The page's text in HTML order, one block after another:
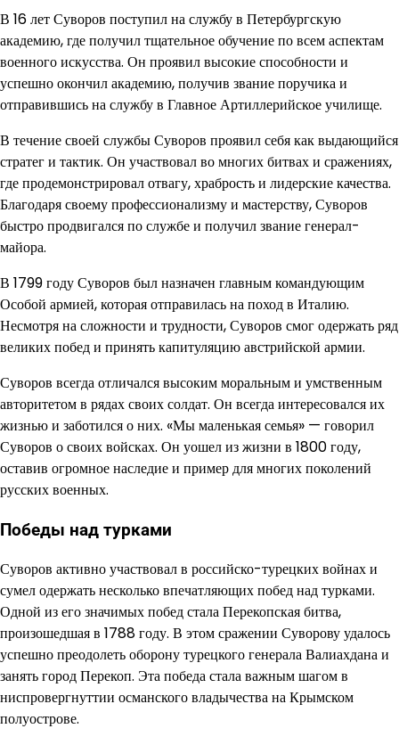
В 16 лет Суворов поступил на службу в Петербургскую
академию, где получил тщательное обучение по всем аспектам
военного искусства. Он проявил высокие способности и
успешно окончил академию, получив звание поручика и
отправившись на службу в Главное Артиллерийское училище.
В течение своей службы Суворов проявил себя как выдающийся
стратег и тактик. Он участвовал во многих битвах и сражениях,
где продемонстрировал отвагу, храбрость и лидерские качества.
Благодаря своему профессионализму и мастерству, Суворов
быстро продвигался по службе и получил звание генерал-
майора.
В 1799 году Суворов был назначен главным командующим
Особой армией, которая отправилась на поход в Италию.
Несмотря на сложности и трудности, Суворов смог одержать ряд
великих побед и принять капитуляцию австрийской армии.
Суворов всегда отличался высоким моральным и умственным
авторитетом в рядах своих солдат. Он всегда интересовался их
жизнью и заботился о них. «Мы маленькая семья» — говорил
Суворов о своих войсках. Он уошел из жизни в 1800 году,
оставив огромное наследие и пример для многих поколений
русских военных.
Победы над турками
Суворов активно участвовал в российско-турецких войнах и
сумел одержать несколько впечатляющих побед над турками.
Одной из его значимых побед стала Перекопская битва,
произошедшая в 1788 году. В этом сражении Суворову удалось
успешно преодолеть оборону турецкого генерала Валиахдана и
занять город Перекоп. Эта победа стала важным шагом в
ниспровергнуттии османского владычества на Крымском
полуострове.